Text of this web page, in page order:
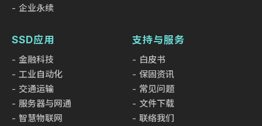
企业永续
SSD应用
金融科技
工业自动化
交通运输
服务器与网通
智慧物联网
支持与服务
白皮书
保固资讯
常见问题
文件下载
联络我们